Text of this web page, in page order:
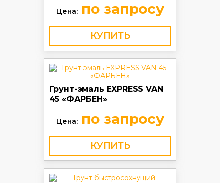
Цена:по запросу
КУПИТЬ
Грунт-эмаль EXPRESS VAN
45 «ФАРБЕН»
Цена:по запросу
КУПИТЬ